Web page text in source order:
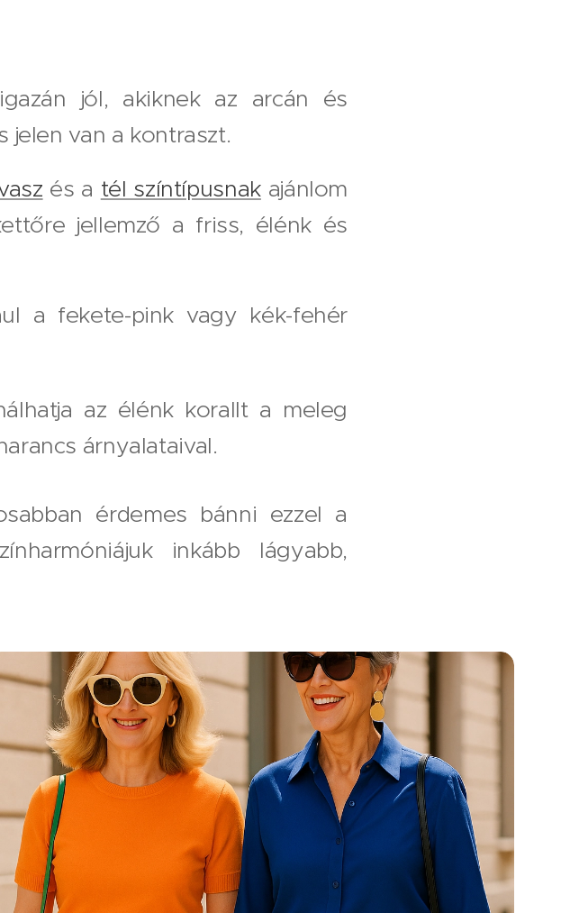
jól, akiknek az arcán és
jelen van a kontraszt.
és a tél színtípusnakajánlom
jellemző a friss, élénk és
a fekete-pink vagy kék-fehér
az élénk korallt a meleg
árnyalataival.
érdemes bánni ezzel a
inkább lágyabb,